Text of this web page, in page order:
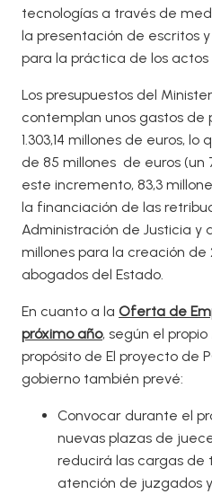
tecnologías a través de
la presentación de escritos
para la práctica de los
Los presupuestos del
contemplan unos gastos de
1.303,14 millones de euros,
de 85 millones de euros (un
este incremento, 83,3
la financiación de las
Administración de Justicia y
millones para la creación de
abogados del Estado.
En cuanto a la Oferta de
próximo año, según el
propósito de El proyecto de
gobierno también prevé:
Convocar durante el
nuevas plazas de
reducirá las cargas de
atención de juzgados